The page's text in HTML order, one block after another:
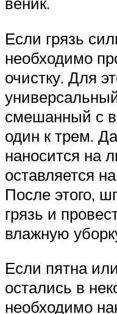
Если грязь
необходимо
очистку. Для
смешанный с
один к трем.
наносится на
оставляется
После этого,
грязь и
влажную
Если пятна
остались в
необходимо